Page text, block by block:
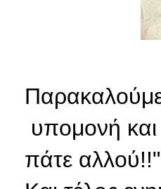
υπομονή
πάτε